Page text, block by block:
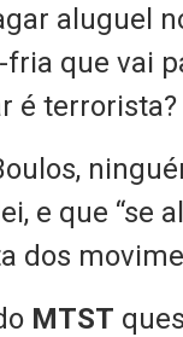
aluguel
que vai
é terrorista?
e que “se
dos
MTST